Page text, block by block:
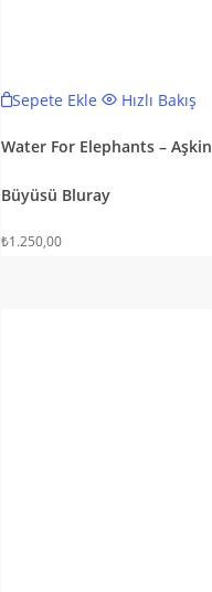
Sepete Ekle Hızlı Bakış
Water For Elephants – Aşkin
Büyüsü Bluray
₺1.250,00